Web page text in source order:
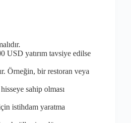
USD yatırım tavsiye edilse
Örneğin, bir restoran veya
sahip olması
istihdam yaratma